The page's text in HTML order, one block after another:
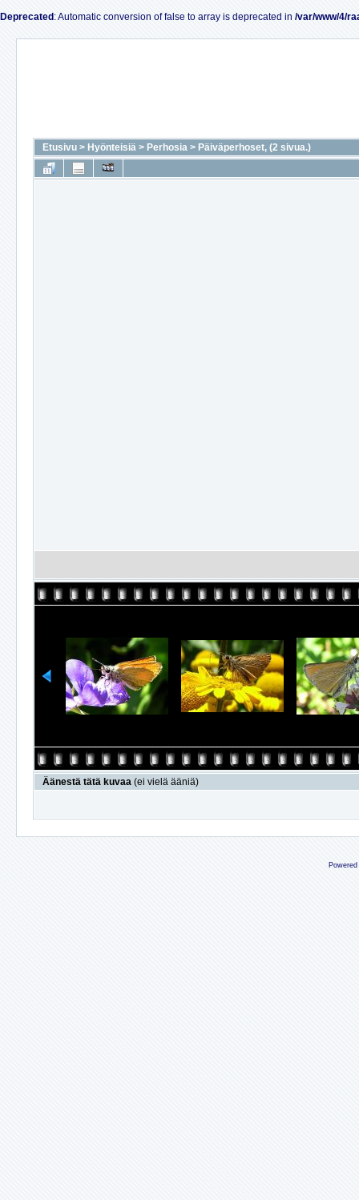
Deprecated : Automatic conversion of false to array is deprecated in /var/www/4/
Etusivu > Hyönteisiä > Perhosia > Päiväperhoset, (2 sivua.)
Äänestä tätä kuvaa (ei vielä ääniä)